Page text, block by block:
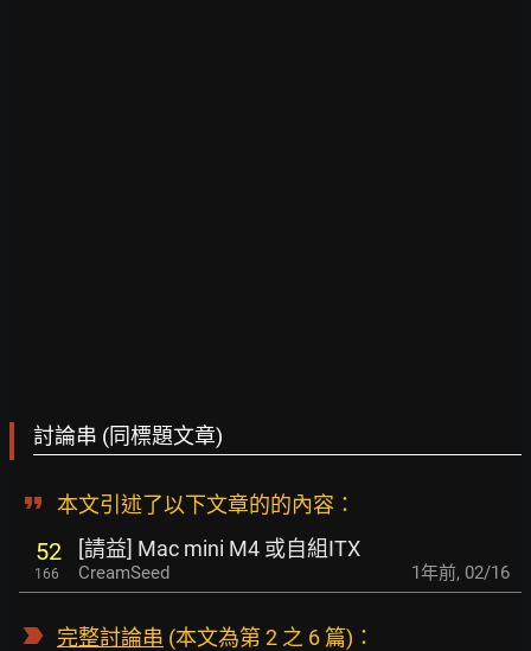
討論串 (同標題文章)
本文引述了以下文章的的內容：
52
166
[請益] Mac mini M4 或自組ITX
CreamSeed 1年前, 02/16
完整討論串 (本文為第 2 之 6 篇)：